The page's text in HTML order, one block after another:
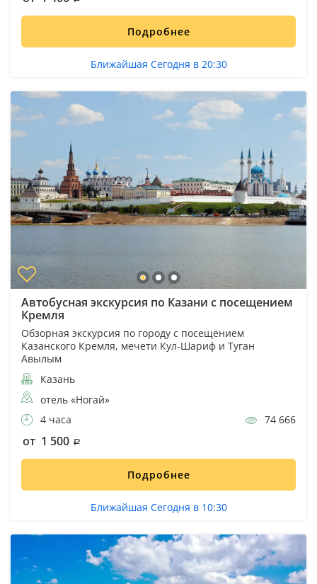
Подробнее
Ближайшая Сегодня в 20:30
Автобусная экскурсия по Казани с посещением
Кремля
Обзорная экскурсия по городу с посещением
Казанского Кремля, мечети Кул-Шариф и Туган
Авылым
Казань
отель «Ногай»
4 часа
74 666
от 1 500
Подробнее
Ближайшая Сегодня в 10:30